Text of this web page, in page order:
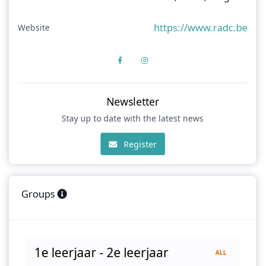
Website https://www.radc.be
Newsletter
Stay up to date with the latest news
Register
Groups
ALL
1e leerjaar - 2e leerjaar